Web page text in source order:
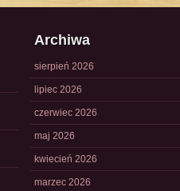
Archiwa
sierpień 2026
lipiec 2026
czerwiec 2026
maj 2026
kwiecień 2026
marzec 2026